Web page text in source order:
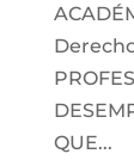
QUE...